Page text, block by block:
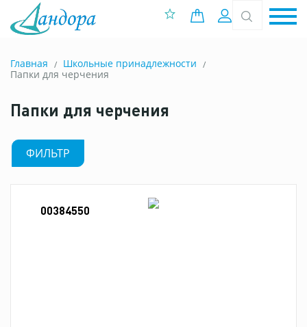
0 позиций
Вход
Главная
Школьные принадлежности
Папки для черчения
Папки для черчения
ФИЛЬТР
00384550